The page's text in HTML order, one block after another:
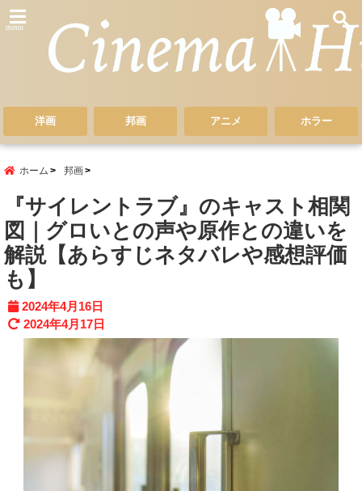
menu
洋画 邦画 アニメ ホラー
ホーム 邦画
『サイレントラブ』のキャスト相関
図｜グロいとの声や原作との違いを
解説【あらすじネタバレや感想評価
も】
2024年4月16日
2024年4月17日